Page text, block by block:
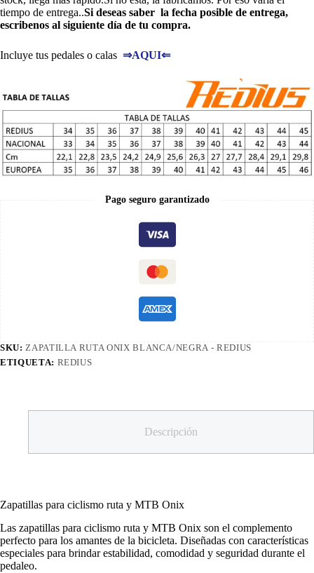
tiempo de entrega..Si deseas saber la fecha posible de entrega,
escribenos al siguiente día de tu compra.
Incluye tus pedales o calas ⇒AQUI⇐
Pago seguro garantizado
SKU:ZAPATILLA RUTA ONIX BLANCA/NEGRA - REDIUS
ETIQUETA: REDIUS
Descripción
Zapatillas para ciclismo ruta y MTB Onix
Las zapatillas para ciclismo ruta y MTB Onix son el complemento
perfecto para los amantes de la bicicleta. Diseñadas con características
especiales para brindar estabilidad, comodidad y seguridad durante el
pedaleo.